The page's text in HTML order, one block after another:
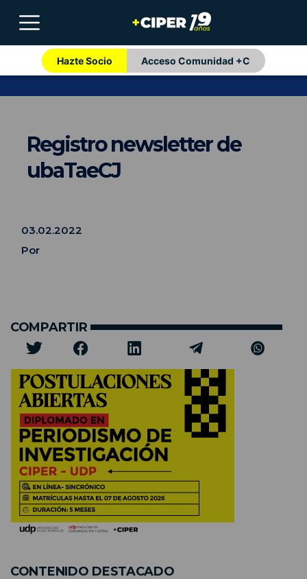
Hazte Socio Acceso Comunidad +C
Registro newsletter de
ubaTaeCJ
03.02.2022
Por
COMPARTIR
CONTENIDO DESTACADO